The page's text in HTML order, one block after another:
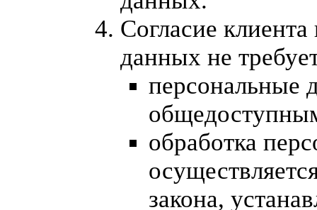
Согласие
данных не
персональные
обработка
закона,